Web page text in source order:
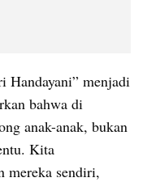
Handayani” menjadi
bahwa di
anak-anak, bukan
Kita
mereka sendiri,